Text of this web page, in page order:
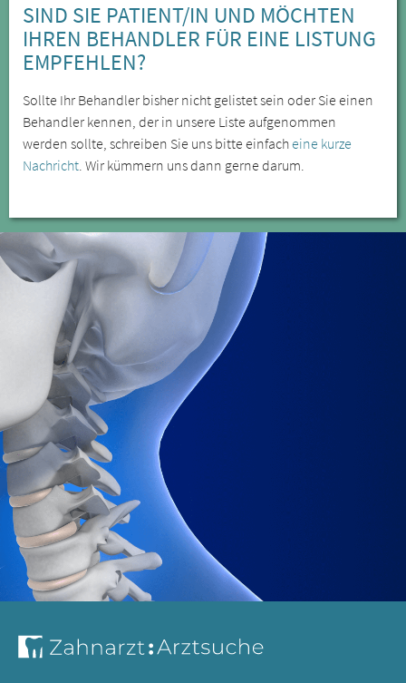
SIND SIE PATIENT/IN UND MÖCHTEN
IHREN BEHANDLER FÜR EINE LISTUNG
EMPFEHLEN?
Sollte Ihr Behandler bisher nicht gelistet sein oder Sie einen
Behandler kennen, der in unsere Liste aufgenommen
werden sollte, schreiben Sie uns bitte einfacheine kurze
Nachricht. Wir kümmern uns dann gerne darum.